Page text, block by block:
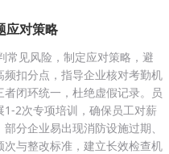
应对策略
常见风险，制定应对策略，避
扣分点，指导企业核对考勤机
闭环统一，杜绝虚假记录。员
2次专项培训，确保员工对薪
分企业易出现消防设施过期、
与整改标准，建立长效检查机